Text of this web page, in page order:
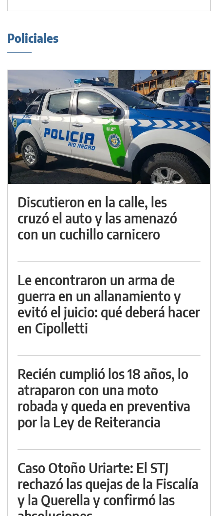
Policiales
Discutieron en la calle, les
cruzó el auto y las amenazó
con un cuchillo carnicero
Le encontraron un arma de
guerra en un allanamiento y
evitó el juicio: qué deberá hacer
en Cipolletti
Recién cumplió los 18 años, lo
atraparon con una moto
robada y queda en preventiva
por la Ley de Reiterancia
Caso Otoño Uriarte: El STJ
rechazó las quejas de la Fiscalía
y la Querella y confirmó las